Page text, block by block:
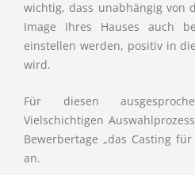
wichtig, dass unabhängig von
Image Ihres Hauses auch
einstellen werden, positiv in
wird.
Für diesen
Vielschichtigen
Bewerbertage „das Casting
an.